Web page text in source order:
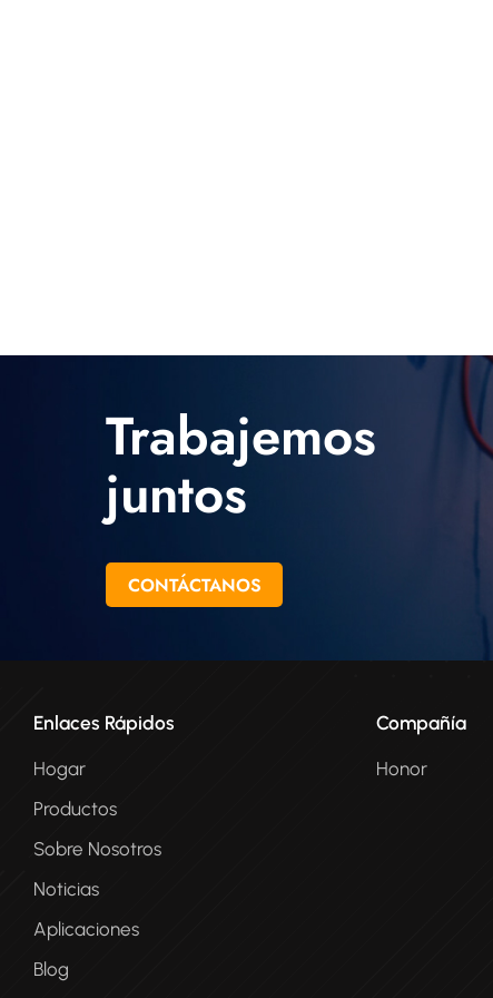
Trabajemos
juntos
CONTÁCTANOS
Enlaces Rápidos
Hogar
Productos
Sobre Nosotros
Noticias
Aplicaciones
Blog
Compañía
Honor